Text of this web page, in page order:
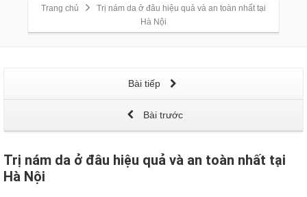
Trang chủ
Trị nám da ở đâu hiệu quả và an toàn nhất tại
Hà Nội
Bài tiếp
Bài trước
Trị nám da ở đâu hiệu quả và an toàn nhất tại
Hà Nội